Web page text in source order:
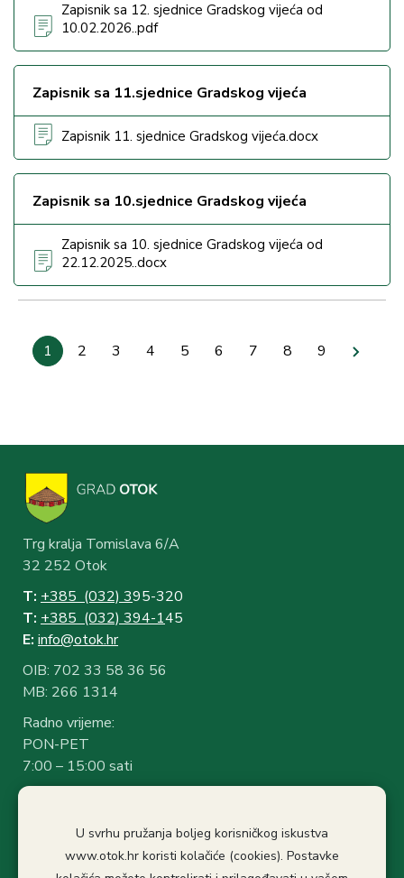
Zapisnik sa 12. sjednice Gradskog vijeća od
10.02.2026..pdf
Zapisnik sa 11.sjednice Gradskog vijeća
Zapisnik 11. sjednice Gradskog vijeća.docx
Zapisnik sa 10.sjednice Gradskog vijeća
Zapisnik sa 10. sjednice Gradskog vijeća od
22.12.2025..docx
Current
page
1 Stranica
2 Stranica
3 Stranica
4 Stranica
5 Stranica
6 Stranica
7 Stranica
8
Last
9
Next
Trg kralja Tomislava 6/A
32 252 Otok
T: +385 (032) 395-320
T: +385 (032) 394-145
E: info@otok.hr
OIB: 702 33 58 36 56
MB: 266 1314
Radno vrijeme:
PON-PET
7:00 – 15:00 sati
Stanka: 10:30-11.00
U svrhu pružanja boljeg korisničkog iskustva
www.otok.hr koristi kolačiće (cookies). Postavke